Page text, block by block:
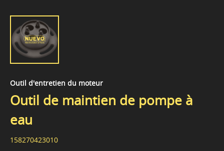
Outil d'entretien du moteur
Outil de maintien de pompe à
eau
158270423010